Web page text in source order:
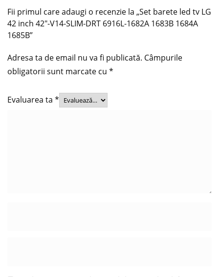
Fii primul care adaugi o recenzie la „Set barete led tv LG
42 inch 42″-V14-SLIM-DRT 6916L-1682A 1683B 1684A
1685B”
Adresa ta de email nu va fi publicată. Câmpurile
obligatorii sunt marcate cu *
Evaluarea ta *